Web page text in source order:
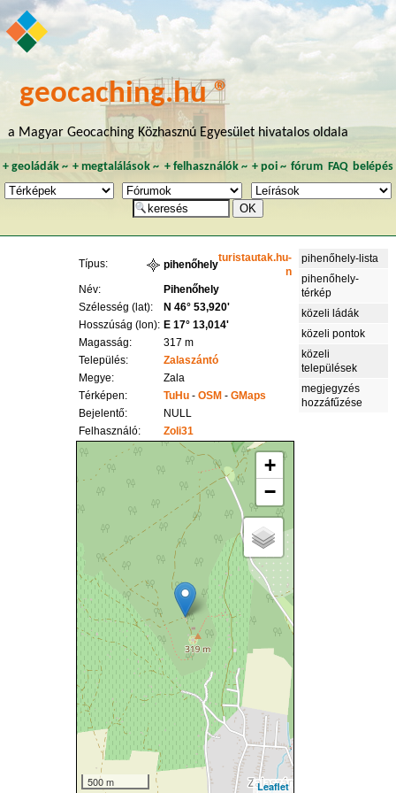
geocaching.hu ®
a Magyar Geocaching Közhasznú Egyesület hivatalos oldala
+ geoládák~ +megtalálások ~ + felhasználók~ + poi~ fórum FAQ belépés
Típus: pihenőhely
turistautak.hu-
n
Név:
Pihenőhely
Szélesség (lat):
N 46° 53,920'
Hosszúság (lon): E 17° 13,014'
Magasság:
317 m
Település:
Zalaszántó
Megye:
Zala
Térképen:
TuHu -OSM -GMaps
Bejelentő:
NULL
Felhasználó:
Zoli31
+
−
500 m Leaflet
pihenőhely-lista
pihenőhely-
térkép
közeli ládák
közeli pontok
közeli
települések
megjegyzés
hozzáfűzése